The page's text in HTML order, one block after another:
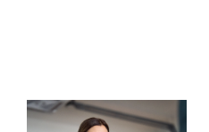
Votre partenaire